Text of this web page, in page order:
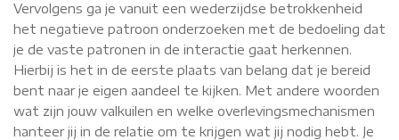
Vervolgens ga je vanuit een wederzijdse betrokkenheid
het negatieve patroon onderzoeken met de bedoeling dat
je de vaste patronen in de interactie gaat herkennen.
Hierbij is het in de eerste plaats van belang dat je bereid
bent naar je eigen aandeel te kijken. Met andere woorden
wat zijn jouw valkuilen en welke overlevingsmechanismen
hanteer jij in de relatie om te krijgen wat jij nodig hebt. Je